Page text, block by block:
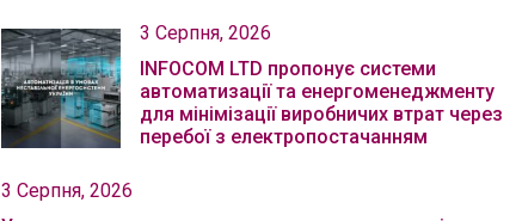
3 Серпня, 2026
INFOCOM LTD пропонує системи
автоматизації та енергоменеджменту
для мінімізації виробничих втрат через
перебої з електропостачанням
3 Серпня, 2026